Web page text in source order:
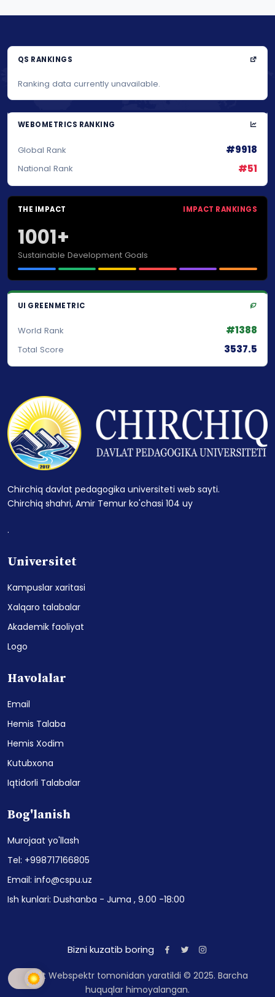
QS RANKINGS
Ranking data currently unavailable.
WEBOMETRICS RANKING
Global Rank #9918
National Rank #51
THE IMPACT IMPACT RANKINGS
1001+
Sustainable Development Goals
UI GREENMETRIC
World Rank #1388
Total Score 3537.5
Chirchiq davlat pedagogika universiteti web sayti.
Chirchiq shahri, Amir Temur ko'chasi 104 uy
.
Universitet
Kampuslar xaritasi
Xalqaro talabalar
Akademik faoliyat
Logo
Havolalar
Email
Hemis Talaba
Hemis Xodim
Kutubxona
Iqtidorli Talabalar
Bog'lanish
Murojaat yo'llash
Tel: +998717166805
Email: info@cspu.uz
Ish kunlari: Dushanba - Juma , 9.00 -18:00
Bizni kuzatib boring
Sayt Webspektr tomonidan yaratildi © 2025. Barcha
huquqlar himoyalangan.